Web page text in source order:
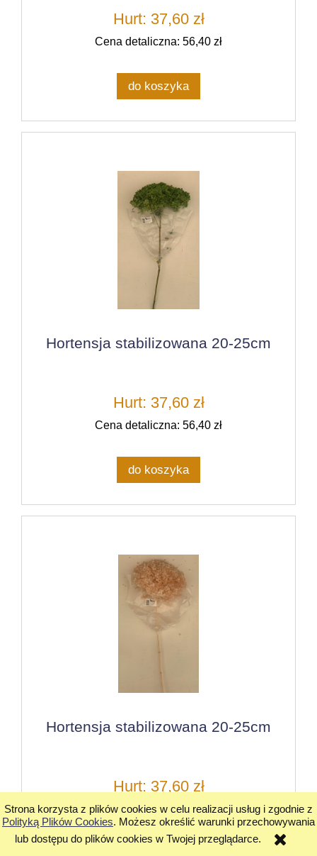
Strona korzysta z plików cookies w celu realizacji usług i zgodnie z
Polityką Plików Cookies. Możesz określić warunki przechowywania
lub dostępu do plików cookies w Twojej przeglądarce.
Hurt: 37,60 zł
Cena detaliczna: 56,40 zł
do koszyka
Hortensja stabilizowana 20-25cm
Hurt: 37,60 zł
Cena detaliczna: 56,40 zł
do koszyka
Hortensja stabilizowana 20-25cm
Hurt: 37,60 zł
Cena detaliczna: 56,40 zł